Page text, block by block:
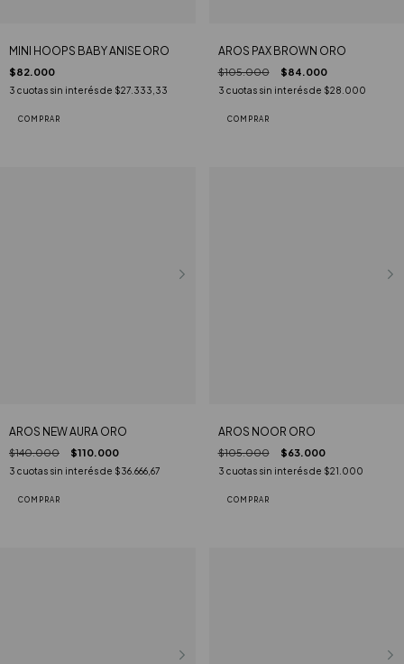
MINI HOOPS BABY ANISE ORO
$82.000
3 cuotas sin interés de $27.333,33
AROS PAX BROWN ORO
$105.000 $84.000
3 cuotas sin interés de $28.000
AROS NEW AURA ORO
$140.000 $110.000
3 cuotas sin interés de $36.666,67
AROS NOOR ORO
$105.000 $63.000
3 cuotas sin interés de $21.000